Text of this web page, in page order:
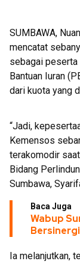
SUMBAWA,
mencatat
sebagai peserta
Bantuan Iuran
dari kuota yang
“Jadi,
Kemensos
terakomodir
Bidang
Sumbawa,
Baca Juga
Wabup
Ia melanjutkan,